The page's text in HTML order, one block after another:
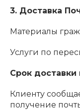
3. Доставка
Материалы
Услуги по
Срок
Клиенту
получение